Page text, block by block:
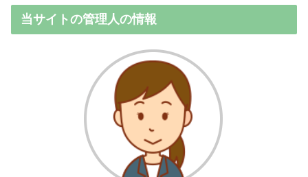
当サイトの管理人の情報